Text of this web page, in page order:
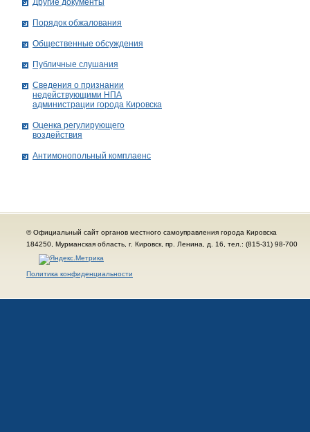
Другие документы
Порядок обжалования
Общественные обсуждения
Публичные слушания
Сведения о признании
недействующими НПА
администрации города Кировскa
Оценка регулирующего
воздействия
Антимонопольный комплаенс
© Официальный сайт органов местного самоуправления города Кировска
184250, Мурманская область, г. Кировск, пр. Ленина, д. 16, тел.: (815-31) 98-700
Политика конфиденциальности